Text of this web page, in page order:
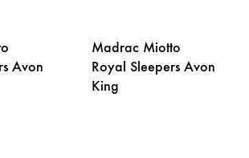
Avon
Madrac Miotto
Royal Sleepers Avon
King